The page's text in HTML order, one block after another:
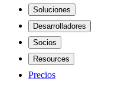
Soluciones
Desarrolladores
Socios
Resources
Precios